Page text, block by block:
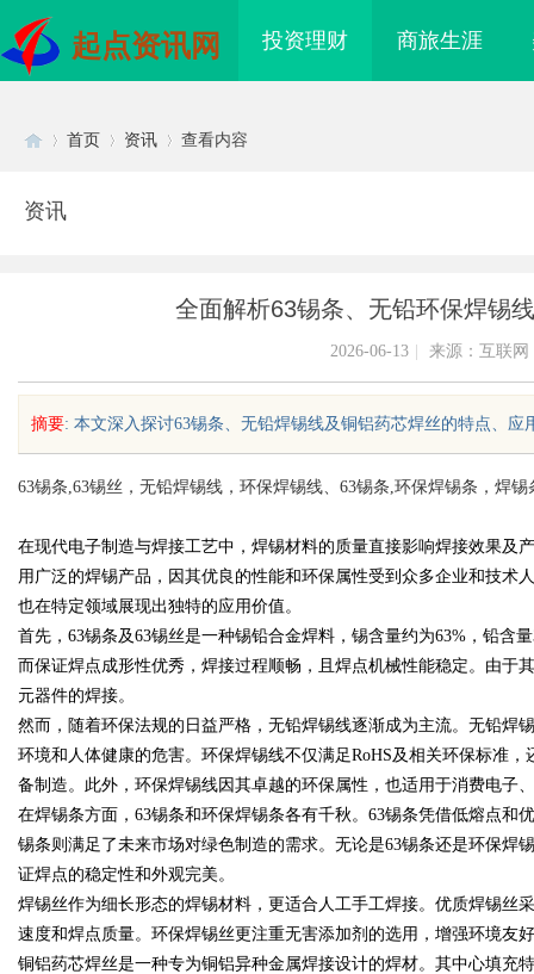
起点资讯网 投资理财 商旅生涯
sc
uz
!
首页 资讯 查看内容
资讯
全面解析63锡条、无铅环保焊锡
2026-06-13 来源：互联网
摘要: 本文深入探讨63锡条、无铅焊锡线及铜铝药芯焊丝的特点、
63锡条,63锡丝，无铅焊锡线，环保焊锡线、63锡条,环保焊锡条，焊
在现代电子制造与焊接工艺中，焊锡材料的质量直接影响焊接效果及
用广泛的焊锡产品，因其优良的性能和环保属性受到众多企业和技术
也在特定领域展现出独特的应用价值。
首先，63锡条及63锡丝是一种锡铅合金焊料，锡含量约为63%，铅含
而保证焊点成形性优秀，焊接过程顺畅，且焊点机械性能稳定。由于
元器件的焊接。
然而，随着环保法规的日益严格，无铅焊锡线逐渐成为主流。无铅焊
环境和人体健康的危害。环保焊锡线不仅满足RoHS及相关环保标准
备制造。此外，环保焊锡线因其卓越的环保属性，也适用于消费电子
在焊锡条方面，63锡条和环保焊锡条各有千秋。63锡条凭借低熔点
锡条则满足了未来市场对绿色制造的需求。无论是63锡条还是环保焊
证焊点的稳定性和外观完美。
焊锡丝作为细长形态的焊锡材料，更适合人工手工焊接。优质焊锡丝
速度和焊点质量。环保焊锡丝更注重无害添加剂的选用，增强环境友
铜铝药芯焊丝是一种专为铜铝异种金属焊接设计的焊材。其中心填充
台